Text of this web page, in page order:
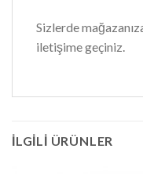
Sizlerde
iletişime geçiniz.
İLGILI ÜRÜNLER